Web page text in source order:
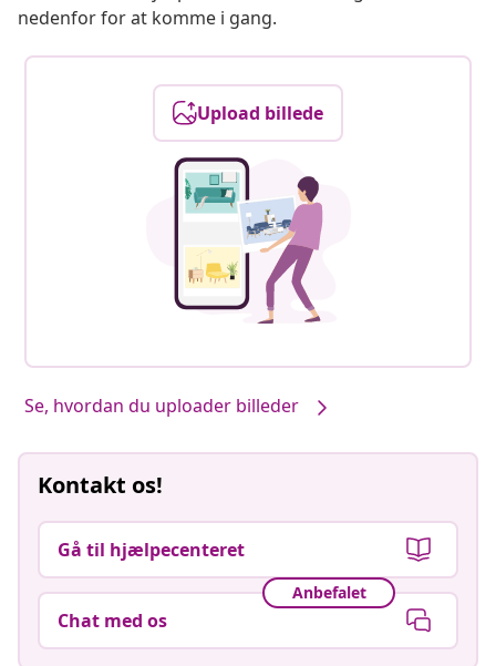
nedenfor for at komme i gang.
Upload billede
Se, hvordan du uploader billeder
Kontakt os!
Gå til hjælpecenteret
Anbefalet
Chat med os